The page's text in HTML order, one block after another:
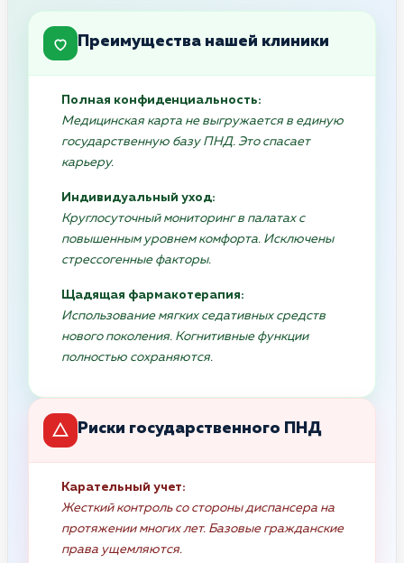
Преимущества нашей клиники
Полная конфиденциальность:
Медицинская карта не выгружается в единую
государственную базу ПНД. Это спасает
карьеру.
Индивидуальный уход:
Круглосуточный мониторинг в палатах с
повышенным уровнем комфорта. Исключены
стрессогенные факторы.
Щадящая фармакотерапия:
Использование мягких седативных средств
нового поколения. Когнитивные функции
полностью сохраняются.
Риски государственного ПНД
Карательный учет:
Жесткий контроль со стороны диспансера на
протяжении многих лет. Базовые гражданские
права ущемляются.